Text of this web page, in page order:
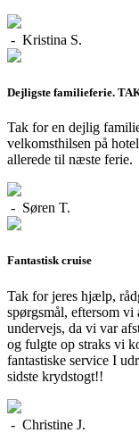
- Kristina S.
Dejligste familieferie.
Tak for en dejlig
velkomsthilsen på
allerede til næste ferie.
- Søren T.
Fantastisk cruise
Tak for jeres hjælp,
spørgsmål, eftersom
undervejs, da vi var
og fulgte op straks vi
fantastiske service I
sidste krydstogt!!
- Christine J.